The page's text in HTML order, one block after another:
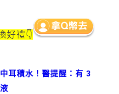
好禮👇
耳積水！醫提醒：有 3